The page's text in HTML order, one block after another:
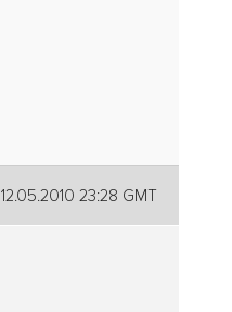
12.05.2010 23:28 GMT